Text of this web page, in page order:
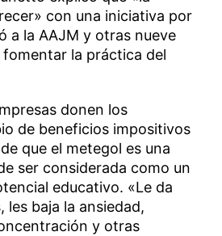
con una iniciativa por
a la AAJM y otras nueve
la práctica del
donen los
de beneficios impositivos
que el metegol es una
ser considerada como un
educativo. «Le da
les baja la ansiedad,
y otras